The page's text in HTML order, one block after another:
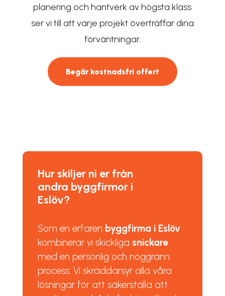
planering och hantverk av högsta klass
ser vi till att varje projekt överträffar dina
förväntningar.
Begär kostnadsfri offert
Hur skiljer ni er från
andra byggfirmor i
Eslöv?
Som en erfaren byggfirma i Eslöv
kombinerar vi skickliga snickare
med en personlig och noggrann
process. Vi skräddarsyr alla våra
lösningar för att säkerställa att